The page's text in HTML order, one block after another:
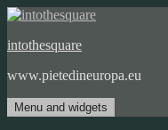
Skip
content
intothesquare
www.pietedineuropa.eu
Menu and widgets